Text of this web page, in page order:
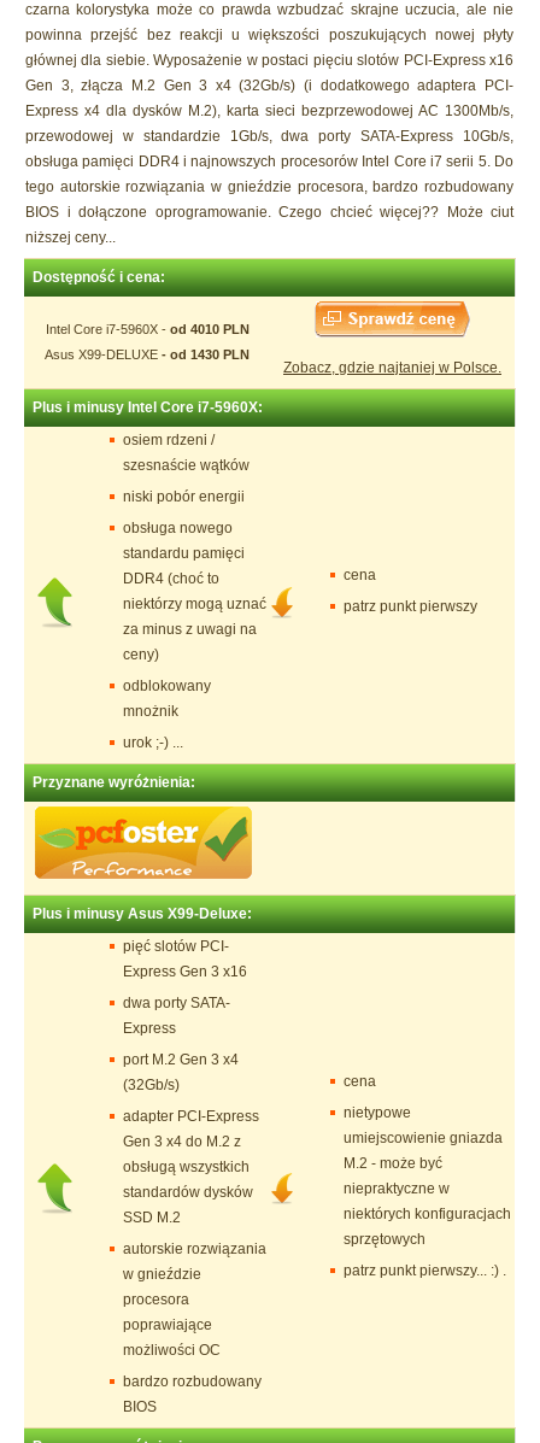
czarna kolorystyka może co prawda wzbudzać skrajne uczucia, ale nie
powinna przejść bez reakcji u większości poszukujących nowej płyty
głównej dla siebie. Wyposażenie w postaci pięciu slotów PCI-Express x16
Gen 3, złącza M.2 Gen 3 x4 (32Gb/s) (i dodatkowego adaptera PCI-
Express x4 dla dysków M.2), karta sieci bezprzewodowej AC 1300Mb/s,
przewodowej w standardzie 1Gb/s, dwa porty SATA-Express 10Gb/s,
obsługa pamięci DDR4 i najnowszych procesorów Intel Core i7 serii 5. Do
tego autorskie rozwiązania w gnieździe procesora, bardzo rozbudowany
BIOS i dołączone oprogramowanie. Czego chcieć więcej?? Może ciut
niższej ceny...
Dostępność i cena:
Intel Core i7-5960X - od 4010 PLN
Asus X99-DELUXE - od 1430 PLN
Zobacz, gdzie najtaniej w Polsce.
Plus i minusy Intel Core i7-5960X:
osiem rdzeni /
szesnaście wątków
niski pobór energii
obsługa nowego
standardu pamięci
DDR4 (choć to
niektórzy mogą uznać
za minus z uwagi na
ceny)
odblokowany
mnożnik
urok ;-) ...
cena
patrz punkt pierwszy
Przyznane wyróżnienia:
Plus i minusy Asus X99-Deluxe:
pięć slotów PCI-
Express Gen 3 x16
dwa porty SATA-
Express
port M.2 Gen 3 x4
(32Gb/s)
adapter PCI-Express
Gen 3 x4 do M.2 z
obsługą wszystkich
standardów dysków
SSD M.2
autorskie rozwiązania
w gnieździe
procesora
poprawiające
możliwości OC
bardzo rozbudowany
BIOS
cena
nietypowe
umiejscowienie gniazda
M.2 - może być
niepraktyczne w
niektórych konfiguracjach
sprzętowych
patrz punkt pierwszy... :) .